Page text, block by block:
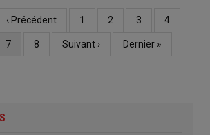
Page
‹ Précédent Page
1 Page
2 Page
3 Page
4
Page
7 Page
8
Page
Suivant ›
Dernière
Dernier »